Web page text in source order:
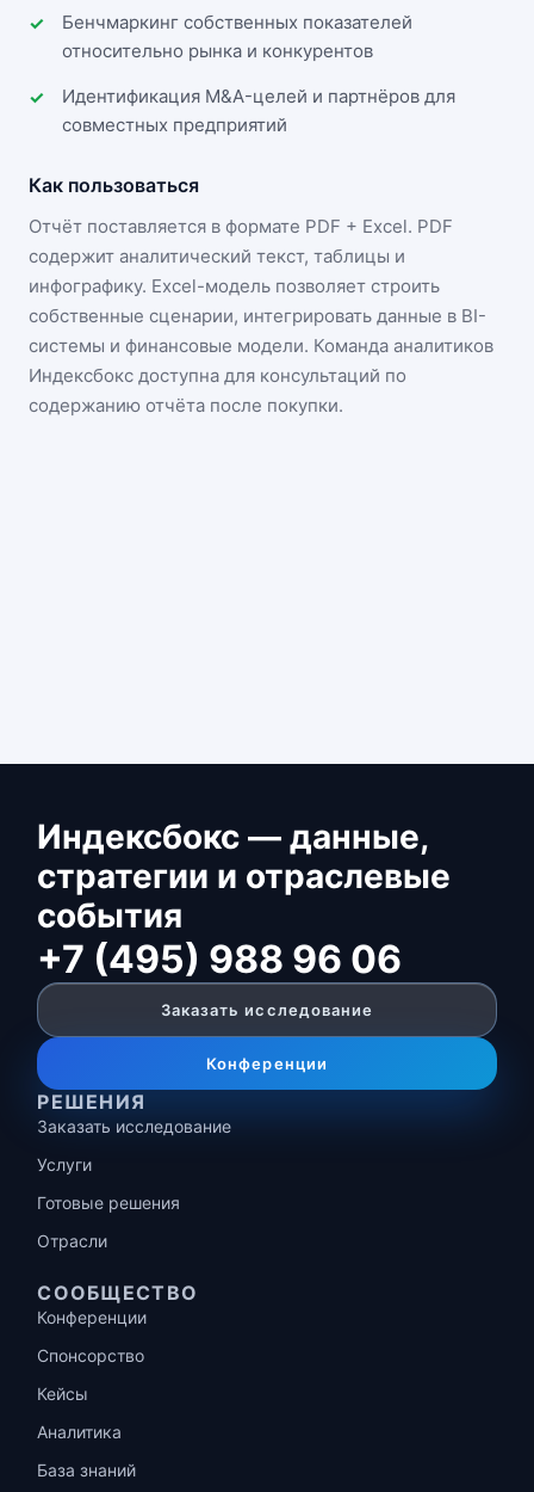
Бенчмаркинг собственных показателей
относительно рынка и конкурентов
Идентификация M&A-целей и партнёров для
совместных предприятий
Как пользоваться
Отчёт поставляется в формате PDF + Excel. PDF
содержит аналитический текст, таблицы и
инфографику. Excel-модель позволяет строить
собственные сценарии, интегрировать данные в BI-
системы и финансовые модели. Команда аналитиков
Индексбокс доступна для консультаций по
содержанию отчёта после покупки.
Индексбокс — данные,
стратегии и отраслевые
события
+7 (495) 988 96 06
Заказать исследование
Конференции
РЕШЕНИЯ
Заказать исследование
Услуги
Готовые решения
Отрасли
СООБЩЕСТВО
Конференции
Спонсорство
Кейсы
Аналитика
База знаний